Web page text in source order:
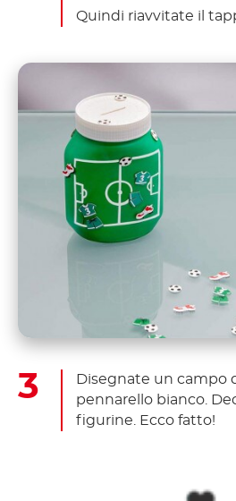
Quindi riavvitate il
Disegnate un campo
pennarello bianco.
figurine. Ecco fatto!